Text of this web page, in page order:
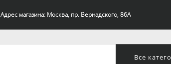
Адрес магазина: Москва, пр. Вернадского, 86А
Все